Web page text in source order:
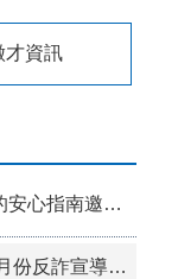
才資訊
邀請您一同參與
反詐宣導素材